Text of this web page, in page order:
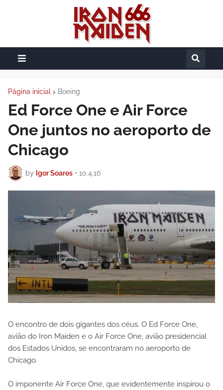
Página inicial Boeing
Ed Force One e Air Force
One juntos no aeroporto de
Chicago
by Igor Soares • 10.4.16
O encontro de dois gigantes dos céus. O Ed Force One,
avião do Iron Maiden e o Air Force One, avião presidencial
dos Estados Unidos, se encontraram no aeroporto de
Chicago.
O imponente Air Force One, que evidentemente inspirou o